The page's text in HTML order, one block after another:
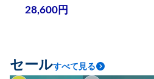
28,600円
セールすべて見る